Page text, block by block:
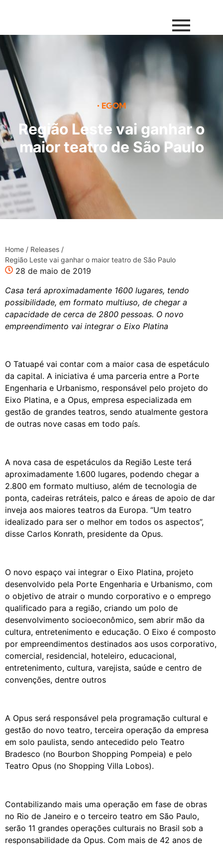
• EGOM
Região Leste vai ganhar o
maior teatro de São Paulo
Home / Releases /
Região Leste vai ganhar o maior teatro de São Paulo
28 de maio de 2019
Casa terá aproximadamente 1600 lugares, tendo
possibilidade, em formato multiuso, de chegar a
capacidade de cerca de 2800 pessoas. O novo
empreendimento vai integrar o Eixo Platina
O Tatuapé vai contar com a maior casa de espetáculo
da capital. A iniciativa é uma parceria entre a Porte
Engenharia e Urbanismo, responsável pelo projeto do
Eixo Platina, e a Opus, empresa especializada em
gestão de grandes teatros, sendo atualmente gestora
de outras nove casas em todo país.
A nova casa de espetáculos da Região Leste terá
aproximadamente 1.600 lugares, podendo chegar a
2.800 em formato multiuso, além de tecnologia de
ponta, cadeiras retráteis, palco e áreas de apoio de dar
inveja aos maiores teatros da Europa. “Um teatro
idealizado para ser o melhor em todos os aspectos”,
disse Carlos Konrath, presidente da Opus.
O novo espaço vai integrar o Eixo Platina, projeto
desenvolvido pela Porte Engenharia e Urbanismo, com
o objetivo de atrair o mundo corporativo e o emprego
qualificado para a região, criando um polo de
desenvolvimento socioeconômico, sem abrir mão da
cultura, entretenimento e educação. O Eixo é composto
por empreendimentos destinados aos usos corporativo,
comercial, residencial, hoteleiro, educacional,
entretenimento, cultura, varejista, saúde e centro de
convenções, dentre outros
A Opus será responsável pela programação cultural e
gestão do novo teatro, terceira operação da empresa
em solo paulista, sendo antecedido pelo Teatro
Bradesco (no Bourbon Shopping Pompeia) e pelo
Teatro Opus (no Shopping Villa Lobos).
Contabilizando mais uma operação em fase de obras
no Rio de Janeiro e o terceiro teatro em São Paulo,
serão 11 grandes operações culturais no Brasil sob a
responsabilidade da Opus. Com mais de 42 anos de